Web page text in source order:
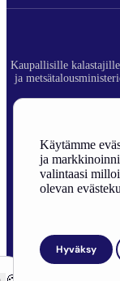
Käytämme
ja
valintaasi
olevan
Hyväksy
Kaupallisille
ja